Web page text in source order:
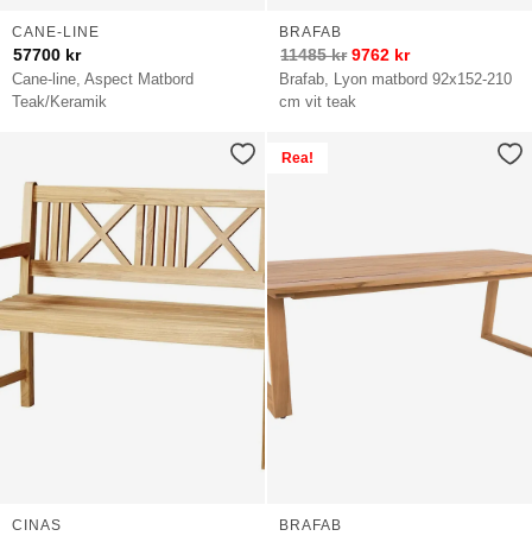
Cane-line, Aspect Matbord
Teak/Keramik
CANE-LINE
57700 kr
Brafab, Lyon matbord 92x152-210
cm vit teak
BRAFAB
11485kr 9762 kr
CINAS
Rea!
BRAFAB